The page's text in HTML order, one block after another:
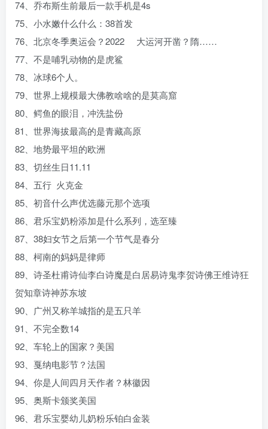
74、乔布斯生前最后一款手机是4s
75、小水嫩什么什么：38首发
76、北京冬季奥运会？2022 大运河开凿？隋……
77、不是哺乳动物的是虎鲨
78、冰球6个人。
79、世界上规模最大佛教啥啥的是莫高窟
80、鳄鱼的眼泪，冲洗盐份
81、世界海拔最高的是青藏高原
82、地势最平坦的欧洲
83、切丝生日11.11
84、五行 火克金
85、初音什么声优选藤元那个选项
86、君乐宝奶粉添加是什么系列，选至臻
87、38妇女节之后第一个节气是春分
88、柯南的妈妈是律师
89、诗圣杜甫诗仙李白诗魔是白居易诗鬼李贺诗佛王维诗狂
贺知章诗神苏东坡
90、广州又称羊城指的是五只羊
91、不完全数14
92、车轮上的国家？美国
93、戛纳电影节？法国
94、你是人间四月天作者？林徽因
95、奥斯卡颁奖美国
96、君乐宝婴幼儿奶粉乐铂白金装